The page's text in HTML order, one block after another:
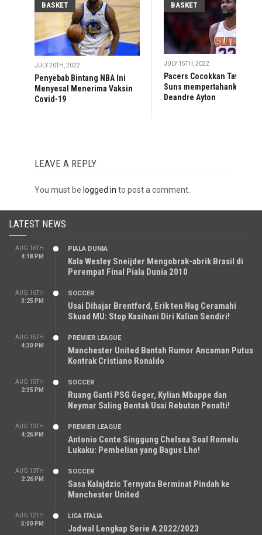
BASKET
JULY 20TH, 2022
Penyebab Bintang NBA Ini
Menyesal Menerima Vaksin
Covid-19
BASKET
JULY 15TH, 2022
Pacers Cocokkan Tawaran,
Suns mempertahankan
Deandre Ayton
LEAVE A REPLY
You must be logged in to post a comment.
LATEST NEWS
AUG 16TH
4:18 PM
PIALA DUNIA
Kala Wesley Sneijder Mengobrak-abrik Brasil di
Perempat Final Piala Dunia 2010
AUG 16TH
3:25 PM
SOCCER
Usai Dihajar Brentford, Erik ten Hag Ceramahi
Skuad MU: Stop Kasihani Diri Kalian Sendiri!
AUG 15TH
4:30 PM
PREMIER LEAGUE
Manchester United Bantah Rumor Ancaman Putus
Kontrak Cristiano Ronaldo
AUG 15TH
2:35 PM
SOCCER
Ruang Ganti PSG Geger, Kylian Mbappe dan
Neymar Saling Bentak Usai Rebutan Penalti!
AUG 13TH
4:26 PM
PREMIER LEAGUE
Antonio Conte Singgung Chelsea Soal Romelu
Lukaku: Pembelian yang Bagus Lho!
AUG 13TH
2:26 PM
SOCCER
Sasa Kalajdzic Ternyata Berminat Pindah ke
Manchester United
AUG 12TH
5:00 PM
LIGA ITALIA
Jadwal Lengkap Serie A 2022/2023